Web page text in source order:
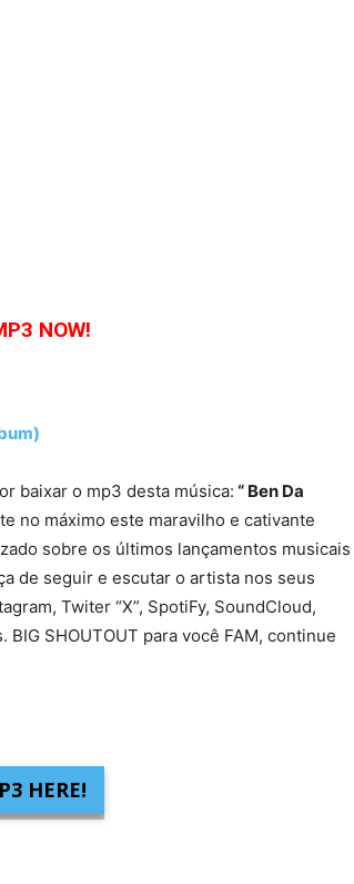
NOW!
baixar o mp3 desta música: “ Ben Da
no máximo este maravilho e cativante
sobre os últimos lançamentos musicais
de seguir e escutar o artista nos seus
Twiter “X”, SpotiFy, SoundCloud,
SHOUTOUT para você FAM, continue
HERE!